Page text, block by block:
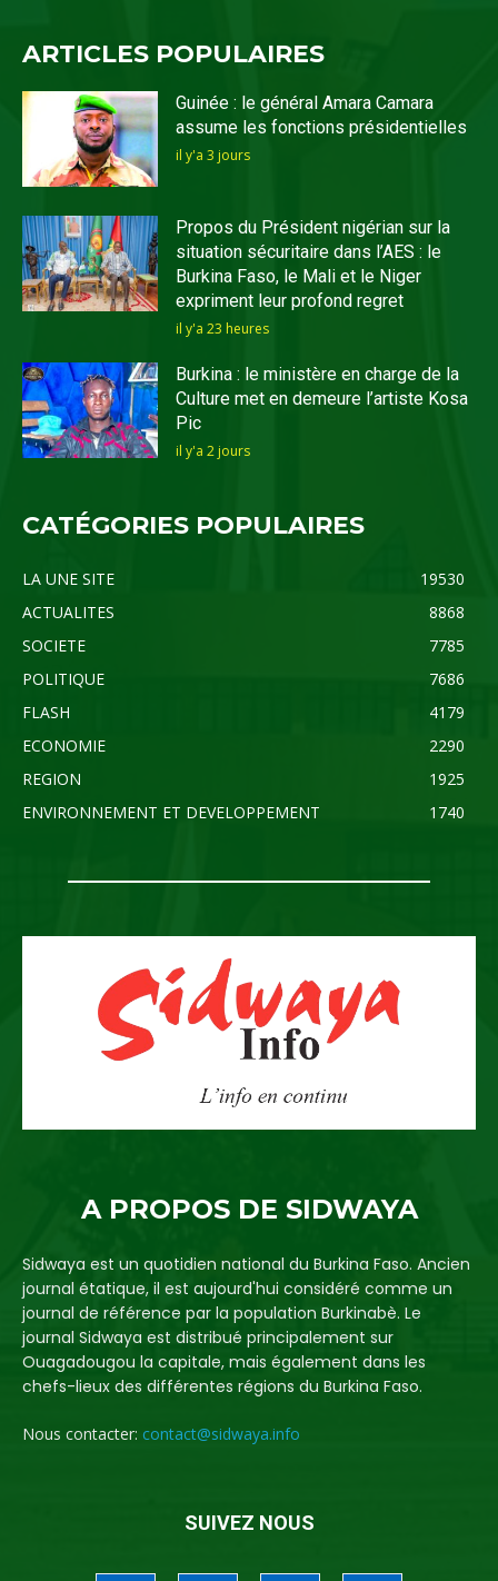
ARTICLES POPULAIRES
Guinée : le général Amara Camara
assume les fonctions présidentielles
il y'a 3 jours
Propos du Président nigérian sur la
situation sécuritaire dans l’AES : le
Burkina Faso, le Mali et le Niger
expriment leur profond regret
il y'a 23 heures
Burkina : le ministère en charge de la
Culture met en demeure l’artiste Kosa
Pic
il y'a 2 jours
CATÉGORIES POPULAIRES
LA UNE SITE
19530
ACTUALITES
8868
SOCIETE
7785
POLITIQUE
7686
FLASH
4179
ECONOMIE
2290
REGION
1925
ENVIRONNEMENT ET DEVELOPPEMENT
1740
A PROPOS DE SIDWAYA
Sidwaya est un quotidien national du Burkina Faso. Ancien
journal étatique, il est aujourd'hui considéré comme un
journal de référence par la population Burkinabè. Le
journal Sidwaya est distribué principalement sur
Ouagadougou la capitale, mais également dans les
chefs-lieux des différentes régions du Burkina Faso.
Nous contacter: contact@sidwaya.info
SUIVEZ NOUS